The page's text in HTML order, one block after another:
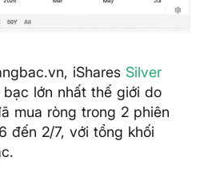
iShares Silver
bạc lớn nhất thế giới do
mua ròng trong 2 phiên
đến 2/7, với tổng khối